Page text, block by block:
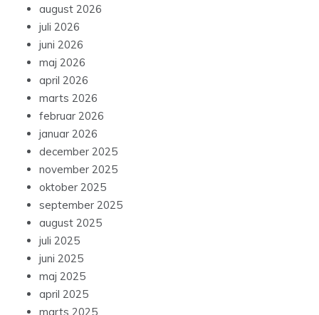
august 2026
juli 2026
juni 2026
maj 2026
april 2026
marts 2026
februar 2026
januar 2026
december 2025
november 2025
oktober 2025
september 2025
august 2025
juli 2025
juni 2025
maj 2025
april 2025
marts 2025